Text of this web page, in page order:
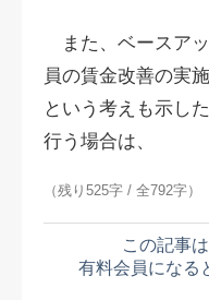
また、ベースア
員の賃金改善の実
という考えも示し
行う場合は、
（残り525字 / 全792字）
この記事
有料会員になる